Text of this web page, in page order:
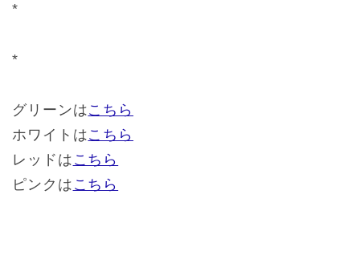
*
*
グリーンはこちら
ホワイトはこちら
レッドは こちら
ピンクは こちら